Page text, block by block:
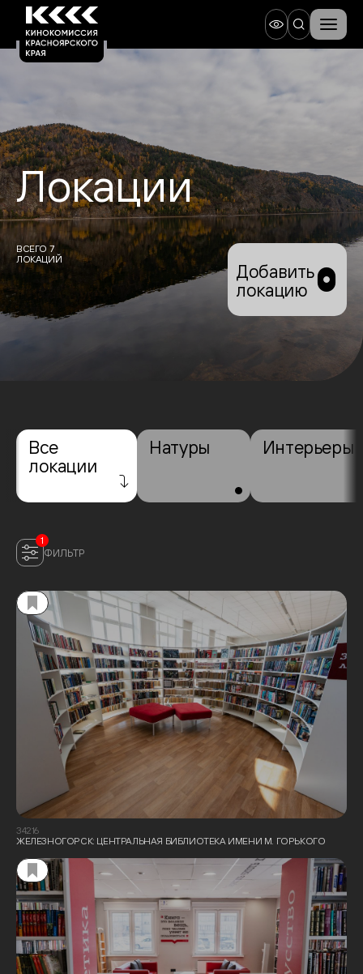
Локации
ВСЕГО 7
ЛОКАЦИЙ
Добавить
локацию
Все
локации
Натуры Интерьеры
ФИЛЬТР
1
34216
ЖЕЛЕЗНОГОРСК: ЦЕНТРАЛЬНАЯ БИБЛИОТЕКА ИМЕНИ М. ГОРЬКОГО